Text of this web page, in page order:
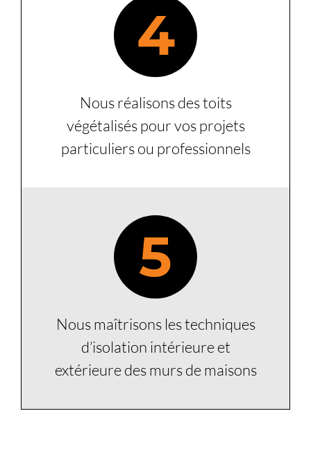
4
Nous réalisons des toits
végétalisés pour vos projets
particuliers ou professionnels
5
Nous maîtrisons les techniques
d’isolation intérieure et
extérieure des murs de maisons